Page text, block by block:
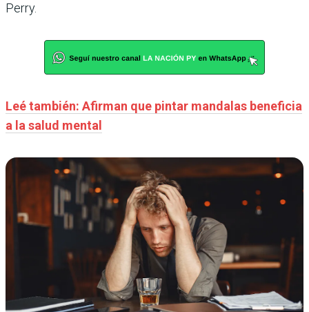
Perry.
Leé también: Afirman que pintar mandalas beneficia
a la salud mental